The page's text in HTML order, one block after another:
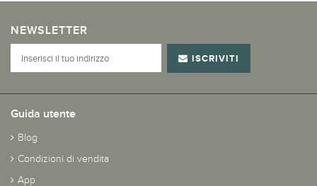
NEWSLETTER
ISCRIVITI
Guida utente
Blog
Condizioni di vendita
App